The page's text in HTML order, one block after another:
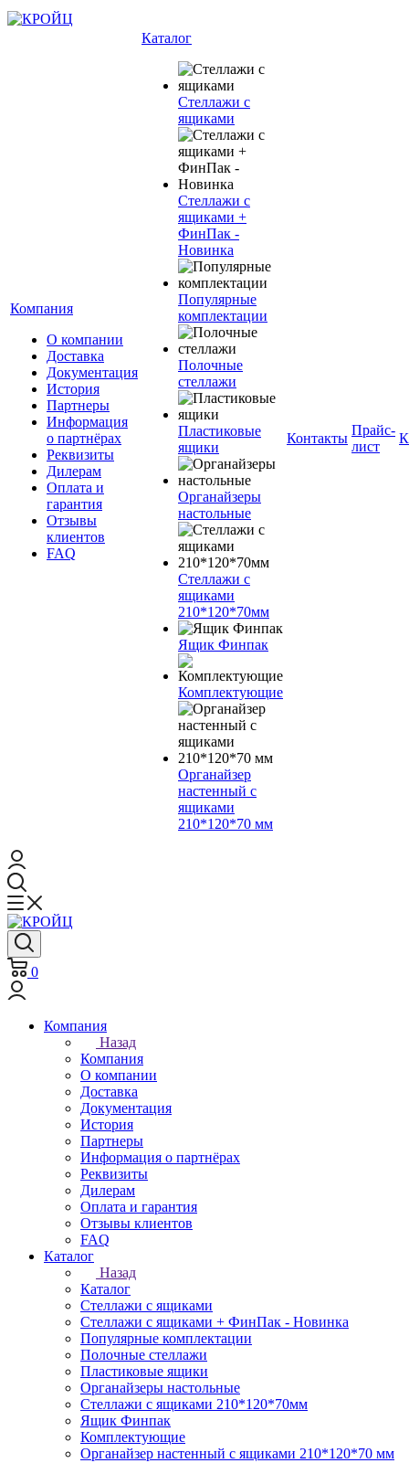
Компания
О компании
Доставка
Документация
История
Партнеры
Информация
о партнёрах
Реквизиты
Дилерам
Оплата и
гарантия
Отзывы
клиентов
FAQ
Каталог
Стеллажи с
ящиками
Стеллажи с
ящиками +
ФинПак -
Новинка
Популярные
комплектации
Полочные
стеллажи
Пластиковые
ящики
Органайзеры
настольные
Стеллажи с
ящиками
210*120*70мм
Ящик Финпак
Комплектующие
Органайзер
настенный с
ящиками
210*120*70 мм
Контакты
Прайс-
лист
0
Компания
Назад
Компания
О компании
Доставка
Документация
История
Партнеры
Информация о партнёрах
Реквизиты
Дилерам
Оплата и гарантия
Отзывы клиентов
FAQ
Каталог
Назад
Каталог
Стеллажи с ящиками
Стеллажи с ящиками + ФинПак - Новинка
Популярные комплектации
Полочные стеллажи
Пластиковые ящики
Органайзеры настольные
Стеллажи с ящиками 210*120*70мм
Ящик Финпак
Комплектующие
Органайзер настенный с ящиками 210*120*70 мм